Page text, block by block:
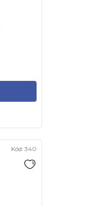
Kód: 340